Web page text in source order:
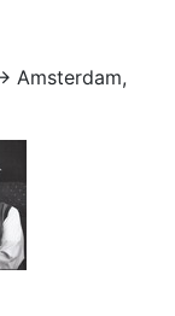
Amsterdam,